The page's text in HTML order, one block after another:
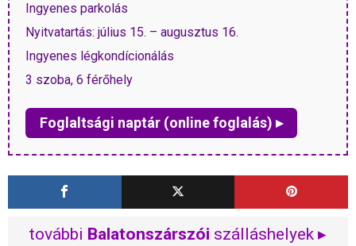
Ingyenes parkolás
Nyitvatartás: július 15. – augusztus 16.
Ingyenes légkondícionálás
3 szoba, 6 férőhely
Foglaltsági naptár (online foglalás) ▸
további Balatonszárszói szálláshelyek ▸